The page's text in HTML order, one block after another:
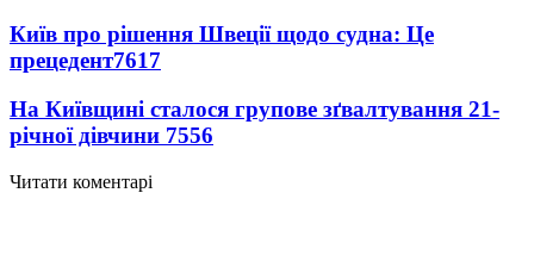
Київ про рішення Швеції щодо судна: Це
прецедент7617
На Київщині сталося групове зґвалтування 21-
річної дівчини 7556
Читати коментарі